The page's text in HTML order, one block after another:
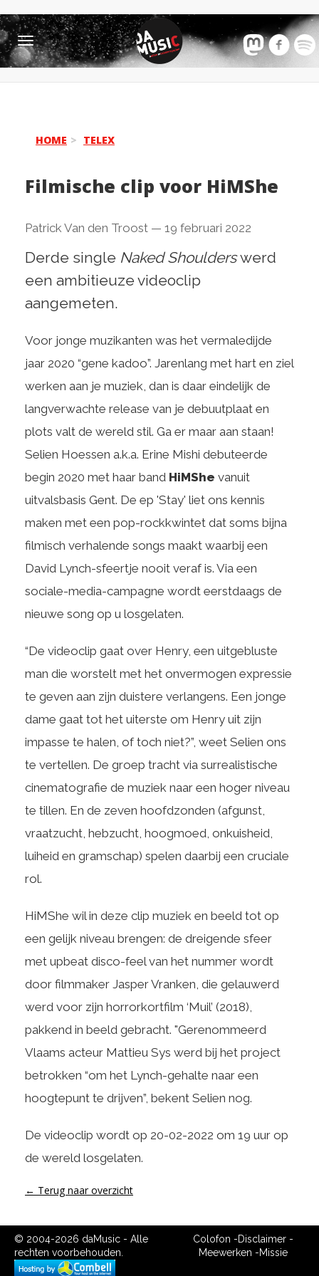
Toggle
navigation
HOME TELEX
Filmische clip voor HiMShe
Patrick Van den Troost — 19 februari 2022
Derde single Naked Shoulderswerd
een ambitieuze videoclip
aangemeten.
Voor jonge muzikanten was het vermaledijde
jaar 2020 “gene kadoo”. Jarenlang met hart en ziel
werken aan je muziek, dan is daar eindelijk de
langverwachte release van je debuutplaat en
plots valt de wereld stil. Ga er maar aan staan!
Selien Hoessen a.k.a. Erine Mishi debuteerde
begin 2020 met haar band HiMShe vanuit
uitvalsbasis Gent. De ep 'Stay' liet ons kennis
maken met een pop-rockkwintet dat soms bijna
filmisch verhalende songs maakt waarbij een
David Lynch-sfeertje nooit veraf is. Via een
sociale-media-campagne wordt eerstdaags de
nieuwe song op u losgelaten.
“De videoclip gaat over Henry, een uitgebluste
man die worstelt met het onvermogen expressie
te geven aan zijn duistere verlangens. Een jonge
dame gaat tot het uiterste om Henry uit zijn
impasse te halen, of toch niet?”, weet Selien ons
te vertellen. De groep tracht via surrealistische
cinematografie de muziek naar een hoger niveau
te tillen. En de zeven hoofdzonden (afgunst,
vraatzucht, hebzucht, hoogmoed, onkuisheid,
luiheid en gramschap) spelen daarbij een cruciale
rol.
HiMShe wil in deze clip muziek en beeld tot op
een gelijk niveau brengen: de dreigende sfeer
met upbeat disco-feel van het nummer wordt
door filmmaker Jasper Vranken, die gelauwerd
werd voor zijn horrorkortfilm ‘Muil’ (2018),
pakkend in beeld gebracht. "Gerenommeerd
Vlaams acteur Mattieu Sys werd bij het project
betrokken “om het Lynch-gehalte naar een
hoogtepunt te drijven”, bekent Selien nog.
De videoclip wordt op 20-02-2022 om 19 uur op
de wereld losgelaten.
← Terug naar overzicht
© 2004-2026 daMusic - Alle
rechten voorbehouden.
Colofon -Disclaimer-
Meewerken -Missie